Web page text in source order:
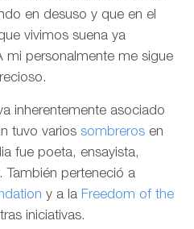
en desuso y que en el
vivimos suena ya
mi personalmente me sigue
inherentemente asociado
tuvo variossombreros en
fue poeta, ensayista,
También perteneció a
y a la Freedom of the
iniciativas.